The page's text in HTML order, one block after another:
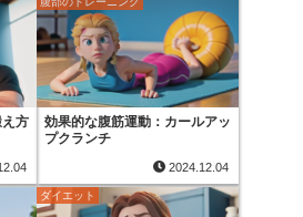
方
効果的な腹筋運動：カールアッ
プクランチ
2024.12.04
ダイエット